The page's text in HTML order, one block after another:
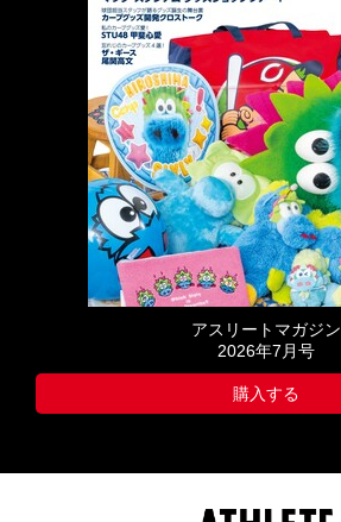
アスリートマガジン
2026年7月号
購入する